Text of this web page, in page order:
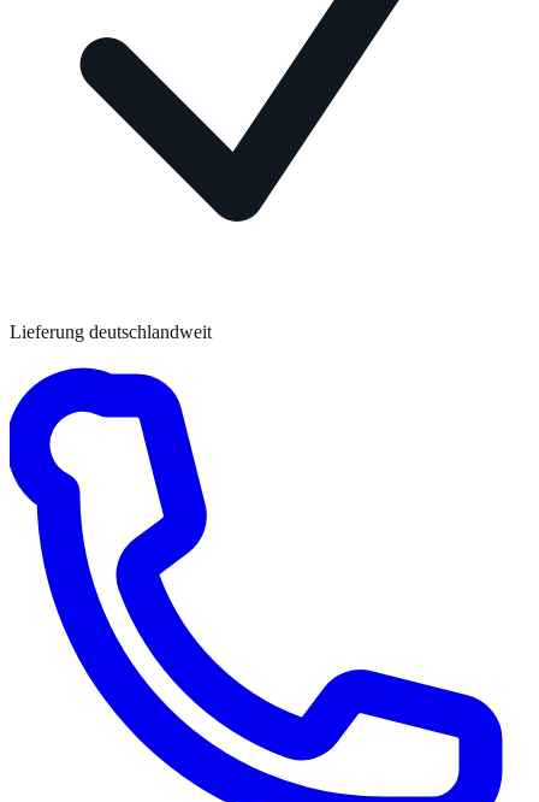
Lieferung deutschlandweit